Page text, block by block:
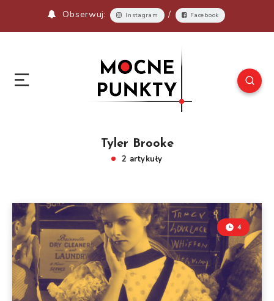
Obserwuj: Instagram / Facebook
Tyler Brooke
2 artykuły
4